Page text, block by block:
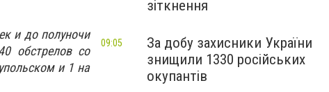
и до полуночи
обстрелов со
и 1 на
зіткнення
За добу захисники України
знищили 1330 російських
окупантів
09:05